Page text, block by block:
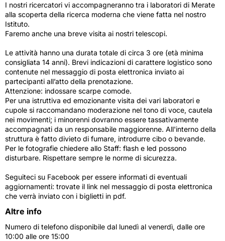
I nostri ricercatori vi accompagneranno tra i laboratori di Merate
alla scoperta della ricerca moderna che viene fatta nel nostro
Istituto.
Faremo anche una breve visita ai nostri telescopi.
Le attività hanno una durata totale di circa 3 ore (età minima
consigliata 14 anni). Brevi indicazioni di carattere logistico sono
contenute nel messaggio di posta elettronica inviato ai
partecipanti all’atto della prenotazione.
Attenzione: indossare scarpe comode.
Per una istruttiva ed emozionante visita dei vari laboratori e
cupole si raccomandano moderazione nel tono di voce, cautela
nei movimenti; i minorenni dovranno essere tassativamente
accompagnati da un responsabile maggiorenne. All'interno della
struttura è fatto divieto di fumare, introdurre cibo o bevande.
Per le fotografie chiedere allo Staff: flash e led possono
disturbare. Rispettare sempre le norme di sicurezza.
Seguiteci su Facebook per essere informati di eventuali
aggiornamenti: trovate il link nel messaggio di posta elettronica
che verrà inviato con i biglietti in pdf.
Altre info
Numero di telefono disponibile dal lunedì al venerdì, dalle ore
10:00 alle ore 15:00